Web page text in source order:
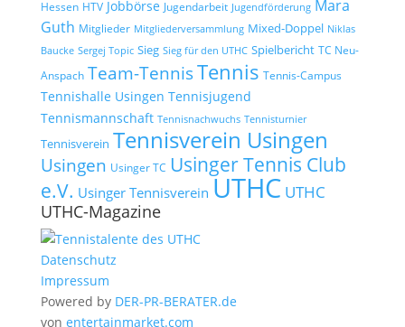
Hessen HTV Jobbörse Jugendarbeit Jugendförderung Mara
Guth Mitglieder Mitgliederversammlung Mixed-Doppel Niklas
Baucke Sergej Topic Sieg Sieg für den UTHC Spielbericht TC Neu-
Anspach Team-TennisTennis Tennis-Campus
Tennishalle Usingen Tennisjugend
Tennismannschaft Tennisnachwuchs Tennisturnier
Tennisverein Tennisverein Usingen
Usingen Usinger TC Usinger Tennis Club
e.V. Usinger Tennisverein UTHC UTHC
UTHC-Magazine
Datenschutz
Impressum
Powered by DER-PR-BERATER.de
von entertainmarket.com